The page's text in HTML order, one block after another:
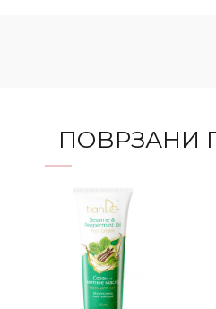
ПОВРЗАНИ